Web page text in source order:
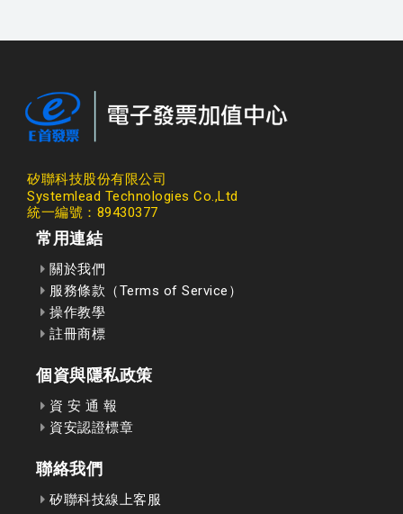
矽聯科技股份有限公司
Systemlead Technologies Co.,Ltd
統一編號：89430377
常用連結
關於我們
服務條款（Terms of Service）
操作教學
註冊商標
個資與隱私政策
資 安 通 報
資安認證標章
聯絡我們
矽聯科技線上客服